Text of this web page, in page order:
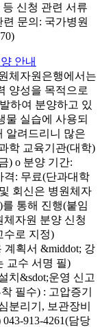
신청 관련 서류
문의: 국가병원
안내
체자원은행에서는
양성을 목적으로
하여 분양하고 있
물 실습에 사용되
알려드리니 많은
학 교육기관(대학)
) o 분양 기간:
격: 무료(단과대학
회신은 병원체자
를 통해 진행(붙임
체자원 분양 신청
수로 지정)
계획서 &middot; 강
교수 서명 필)
치&sdot;운영 신고
필수) : 고압증기
분리기, 보관장비
913-4261(담당